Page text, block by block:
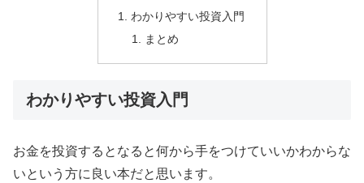
わかりやすい投資入門
まとめ
わかりやすい投資入門
お金を投資するとなると何から手をつけていいかわからな
いという方に良い本だと思います。